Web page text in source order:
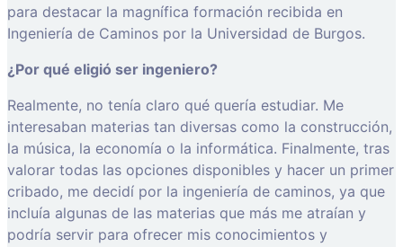
para destacar la magnífica formación recibida en
Ingeniería de Caminos por la Universidad de Burgos.
¿Por qué eligió ser ingeniero?
Realmente, no tenía claro qué quería estudiar. Me
interesaban materias tan diversas como la construcción,
la música, la economía o la informática. Finalmente, tras
valorar todas las opciones disponibles y hacer un primer
cribado, me decidí por la ingeniería de caminos, ya que
incluía algunas de las materias que más me atraían y
podría servir para ofrecer mis conocimientos y